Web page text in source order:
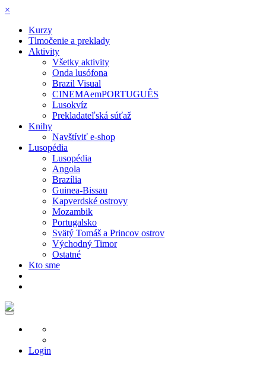
×
Kurzy
Tlmočenie a preklady
Aktivity
Všetky aktivity
Onda lusófona
Brazil Visual
CINEMAemPORTUGUÊS
Lusokvíz
Prekladateľská súťaž
Knihy
Navštíviť e-shop
Lusopédia
Lusopédia
Angola
Brazília
Guinea-Bissau
Kapverdské ostrovy
Mozambik
Portugalsko
Svätý Tomáš a Princov ostrov
Východný Timor
Ostatné
Kto sme
Login